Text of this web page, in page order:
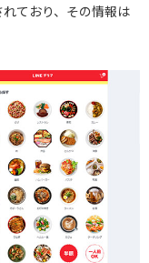
ており、その情報は